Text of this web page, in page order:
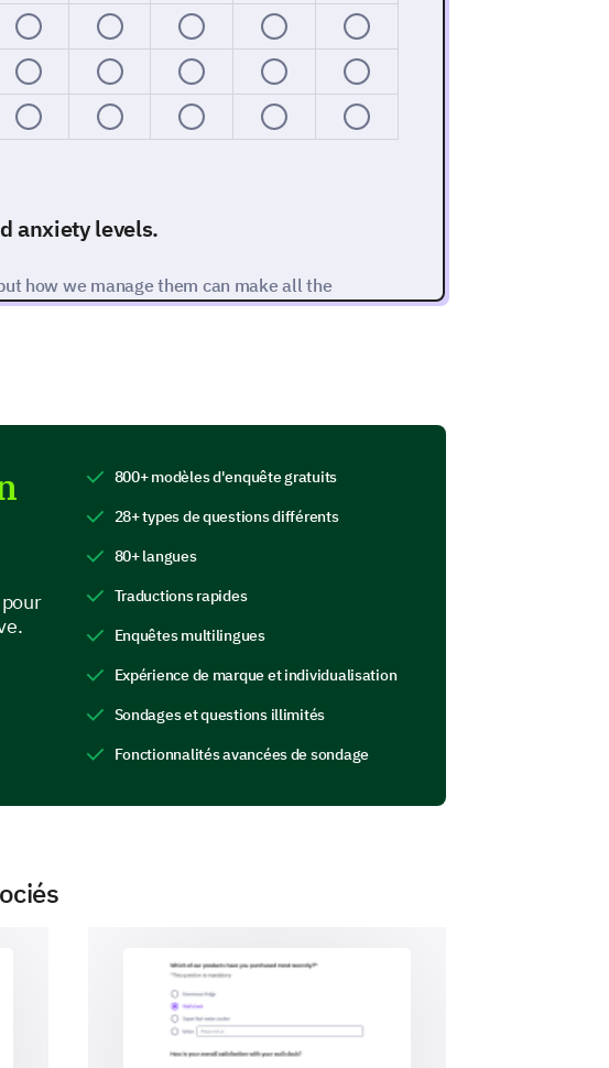
anxiety levels.
how we manage them can make all the
with these emotions.
that may trigger stress or anxiety for you.
Uncertain for each statement.
stressed or anxious.
our mental health. We'd like to understand
800+ modèles d'enquête gratuits
28+ types de questions différents
80+ langues
Traductions rapides
Enquêtes multilingues
Expérience de marque et individualisation
Sondages et questions illimités
Fonctionnalités avancées de sondage